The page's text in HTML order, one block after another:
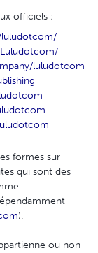
officiels :
luludotcom/
luludotcom
formes sur
qui sont des
).
ou non